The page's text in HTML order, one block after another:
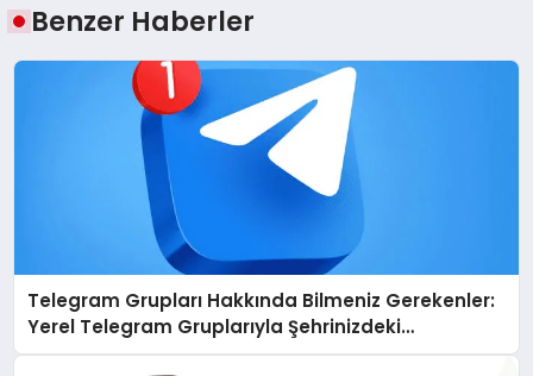
Benzer Haberler
Telegram Grupları Hakkında Bilmeniz Gerekenler:
Yerel Telegram Gruplarıyla Şehrinizdeki
Topluluklara Ulaşın